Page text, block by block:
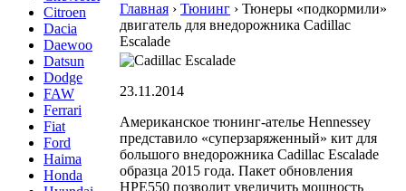
Citroen
Dacia
Daewoo
Datsun
Dodge
FAW
Ferrari
Fiat
Ford
Haima
Honda
Главная › Тюнинг › Тюнеры «подкормили»
двигатель для внедорожника Cadillac
Escalade
23.11.2014
Американское тюнинг-ателье Hennessey
представило «суперзаряженный» кит для
большого внедорожника Cadillac Escalade
образца 2015 года. Пакет обновления
HPE550 позволит увеличить мощность